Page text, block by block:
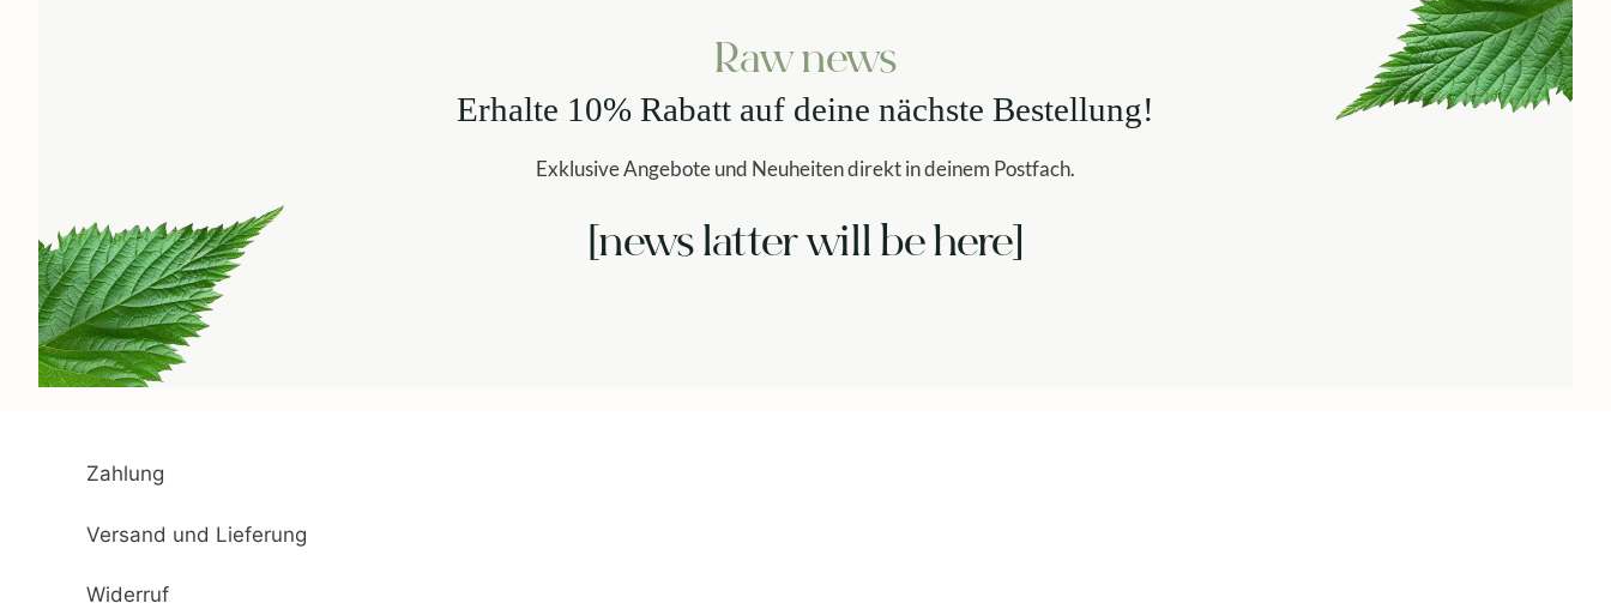
Raw news
Erhalte 10% Rabatt auf deine nächste Bestellung!
Exklusive Angebote und Neuheiten direkt in deinem Postfach.
[news latter will be here]
Zahlung
Versand und Lieferung
Widerruf